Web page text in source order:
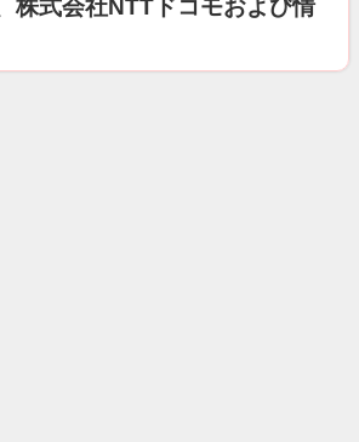
株式会社NTTドコモおよび情